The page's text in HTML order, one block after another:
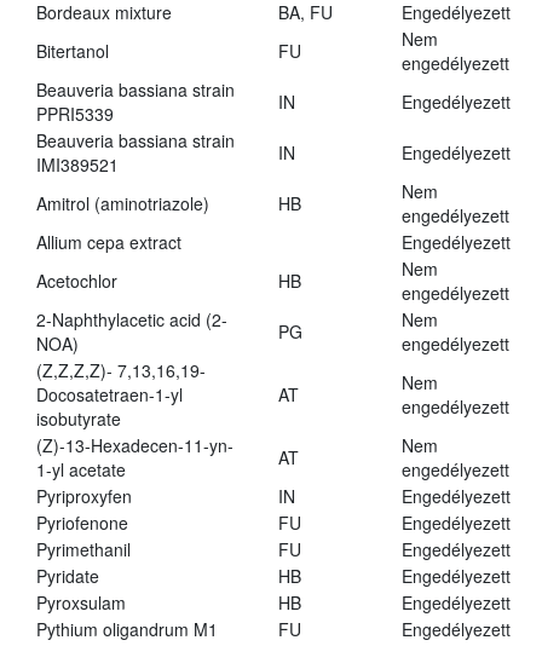
Bordeaux mixture BA, FU
Engedélyezett
Bitertanol
FU
Nem
engedélyezett
Beauveria bassiana strain
PPRI5339
IN
Engedélyezett
Beauveria bassiana strain
IMI389521
IN Engedélyezett
Amitrol (aminotriazole) HB
Nem
engedélyezett
Allium cepa extract
Engedélyezett
Acetochlor
HB
Nem
engedélyezett
2-Naphthylacetic acid (2-
NOA)
PG
Nem
engedélyezett
(Z,Z,Z,Z)- 7,13,16,19-
Docosatetraen-1-yl
isobutyrate
AT
Nem
engedélyezett
(Z)-13-Hexadecen-11-yn-
1-yl acetate
AT
Nem
engedélyezett
Pyriproxyfen
IN
Engedélyezett
Pyriofenone
FU
Engedélyezett
Pyrimethanil
FU
Engedélyezett
Pyridate
HB
Engedélyezett
Pyroxsulam
HB
Engedélyezett
Pythium oligandrum M1
FU
Engedélyezett